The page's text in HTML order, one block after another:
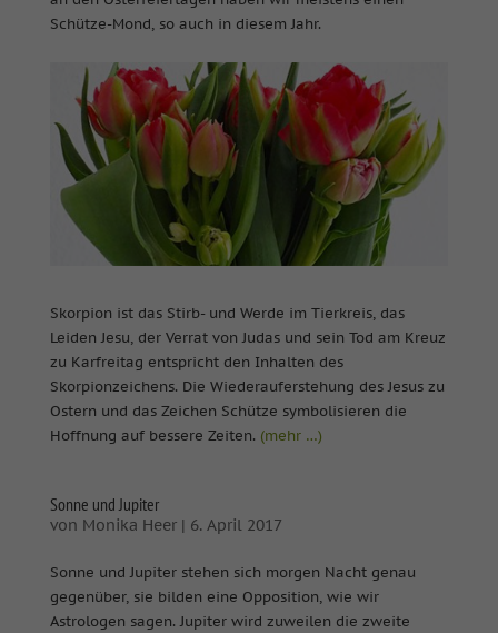
Schütze-Mond, so auch in diesem Jahr.
Skorpion ist das Stirb- und Werde im Tierkreis, das
Leiden Jesu, der Verrat von Judas und sein Tod am Kreuz
zu Karfreitag entspricht den Inhalten des
Skorpionzeichens. Die Wiederauferstehung des Jesus zu
Ostern und das Zeichen Schütze symbolisieren die
Hoffnung auf bessere Zeiten. (mehr …)
Sonne und Jupiter
von Monika Heer| 6. April 2017
Sonne und Jupiter stehen sich morgen Nacht genau
gegenüber, sie bilden eine Opposition, wie wir
Astrologen sagen. Jupiter wird zuweilen die zweite